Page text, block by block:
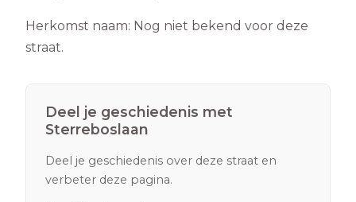
Herkomst naam: Nog niet bekend voor deze
straat.
Deel je geschiedenis met
Sterreboslaan
Deel je geschiedenis over deze straat en
verbeter deze pagina.